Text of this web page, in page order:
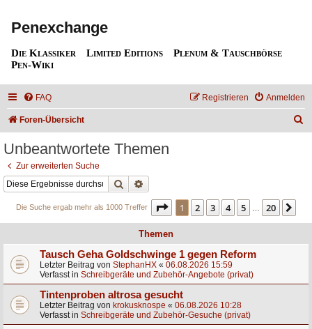
Penexchange
Die Klassiker Limited Editions
Plenum & Tauschbörse
Pen-Wiki
FAQ Anmelden
Registrieren
Foren-Übersicht
Unbeantwortete Themen
Zur erweiterten Suche
Suche
Die Suche ergab mehr als 1000 Treffer Seite 1von 20
1 2 3 4 5 … 20
Themen
Tausch Geha Goldschwinge 1 gegen Reform
Letzter Beitrag von StephanHX « 06.08.2026 15:59
Verfasst in Schreibgeräte und Zubehör-Angebote (privat)
Tintenproben altrosa gesucht
Letzter Beitrag von krokusknospe « 06.08.2026 10:28
Verfasst in Schreibgeräte und Zubehör-Gesuche (privat)